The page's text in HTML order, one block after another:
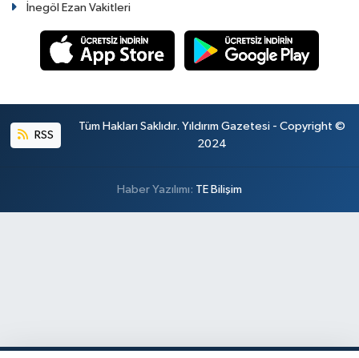
İnegöl Ezan Vakitleri
RSS
Tüm Hakları Saklıdır. Yıldırım Gazetesi - Copyright ©
2024
Haber Yazılımı: TE Bilişim